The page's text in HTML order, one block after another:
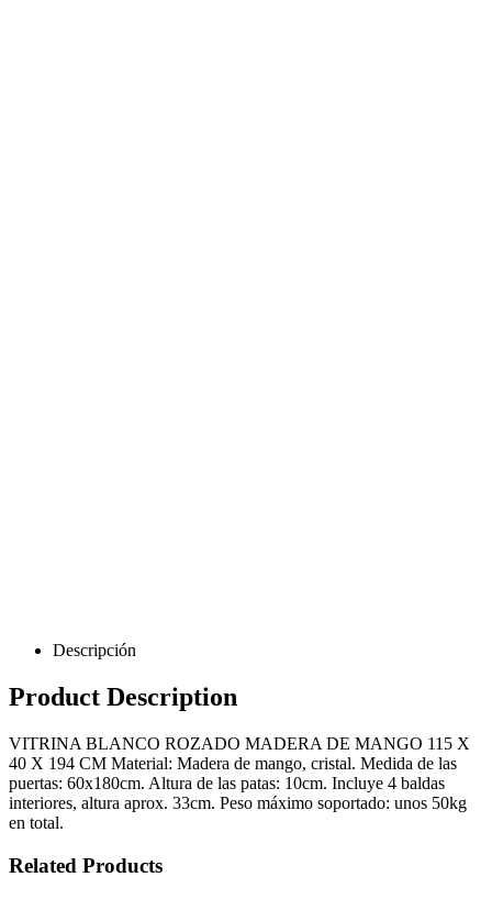
Descripción
Product Description
VITRINA BLANCO ROZADO MADERA DE MANGO 115 X
40 X 194 CM Material: Madera de mango, cristal. Medida de las
puertas: 60x180cm. Altura de las patas: 10cm. Incluye 4 baldas
interiores, altura aprox. 33cm. Peso máximo soportado: unos 50kg
en total.
Related Products